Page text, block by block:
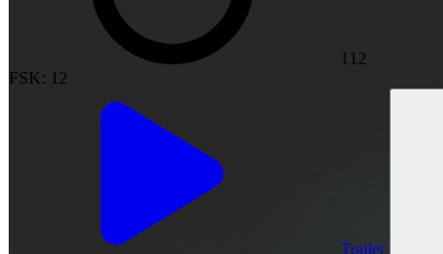
112
FSK: 12
Trailer